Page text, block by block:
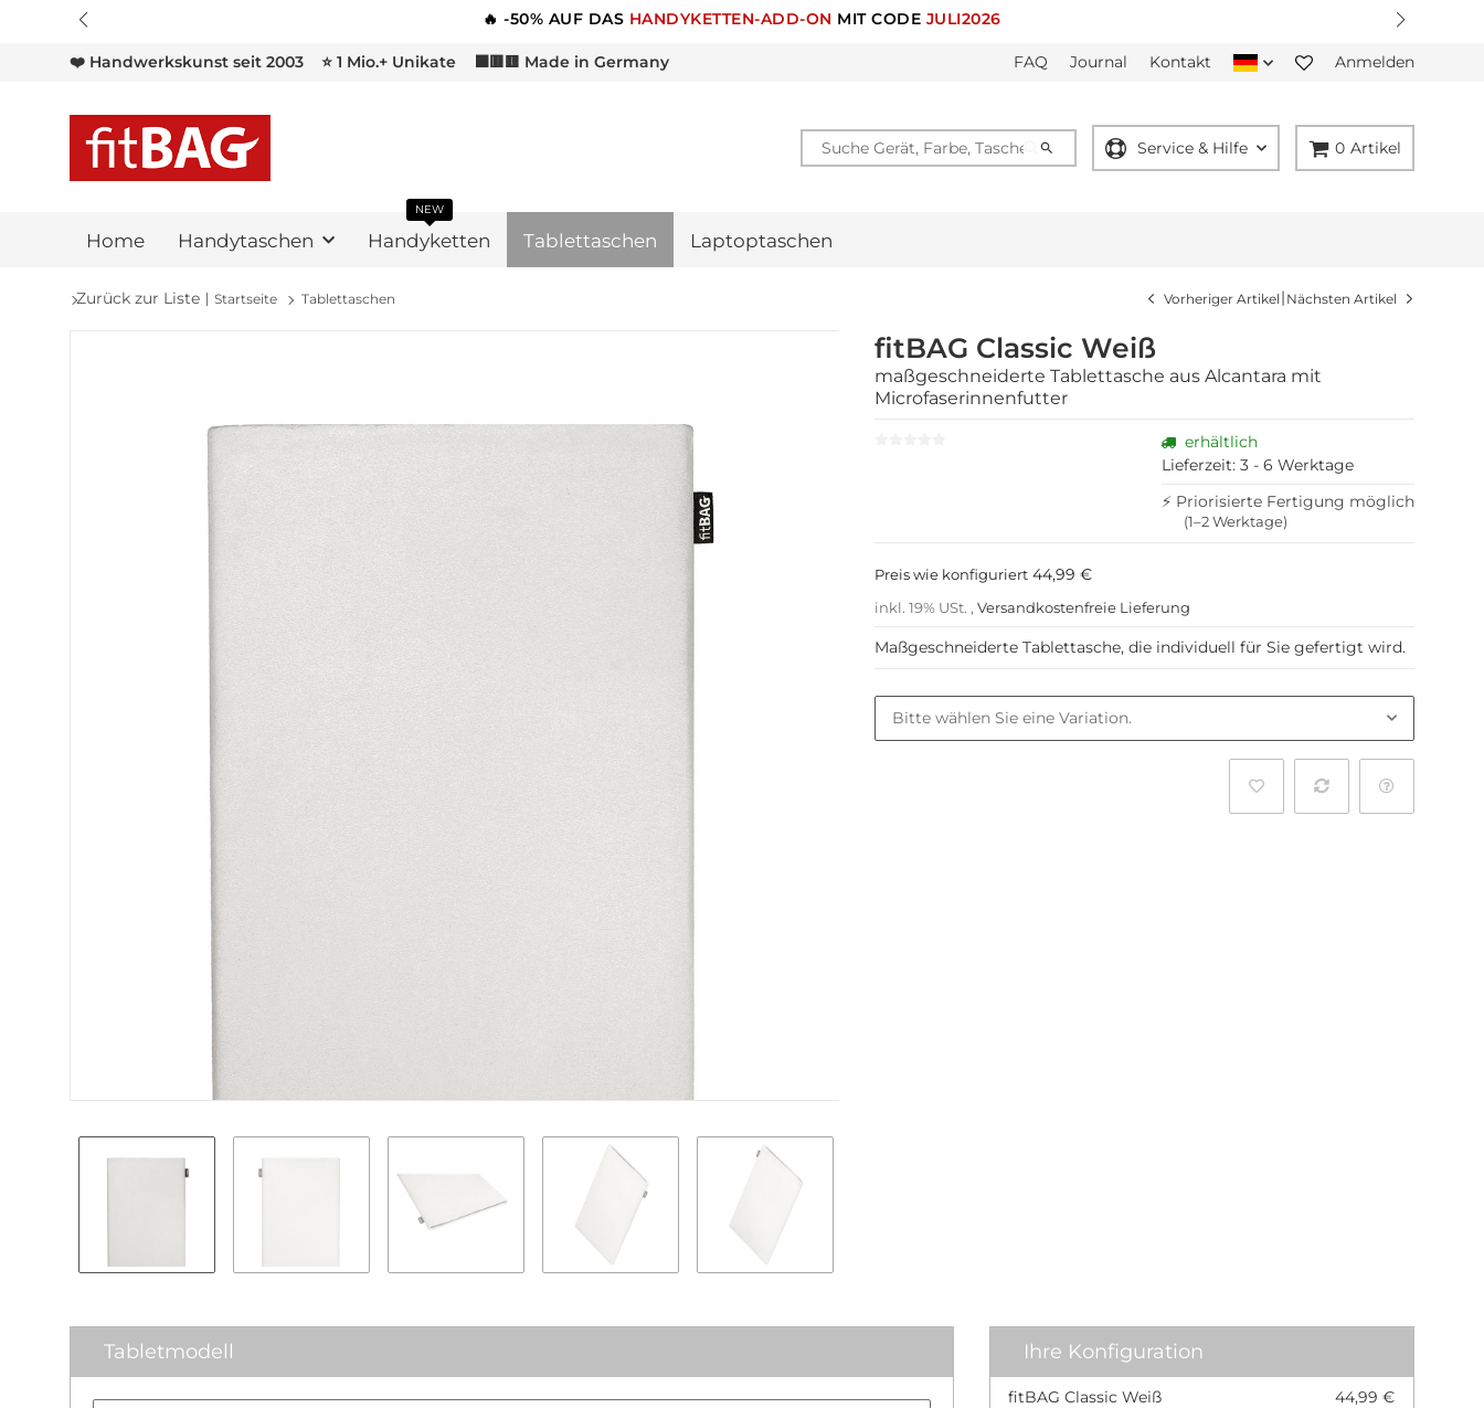
🎁 -10% RABATT FÜR NEWSLETTER ANMELDUNG
❤️ Handwerkskunst seit 2003 ⭐ 1 Mio.+ Unikate ⬛🟥🟨 Made in Germany FAQ Journal Kontakt Anmelden
Service & Hilfe 0 Artikel
Home Handytaschen Handyketten
NEW
Tablettaschen Laptoptaschen
Zurück zur Liste Startseite Tablettaschen Vorheriger Artikel | Nächsten Artikel
fitBAG Classic Weiß
maßgeschneiderte Tablettasche aus Alcantara mit
Microfaserinnenfutter
erhältlich
Lieferzeit: 3 - 6 Werktage
⚡ Priorisierte Fertigung möglich
(1–2 Werktage)
Preis wie konfiguriert 44,99 €
inkl. 19% USt. ,Versandkostenfreie Lieferung
Maßgeschneiderte Tablettasche, die individuell für Sie gefertigt wird.
Tabletmodell
Bitte wählen Sie eine Variation.
Tabletmodell Ihre Konfiguration
fitBAG Classic Weiß
44,99 €